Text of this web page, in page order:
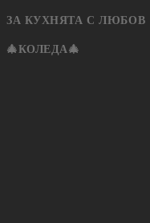
ЗА КУХНЯТА С ЛЮБОВ
🎄КОЛЕДА🎄